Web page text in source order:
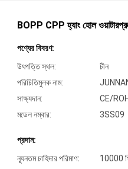
BOPP CPP হ্যাং হোল
পণ্যের বিবরণ:
উৎপত্তি স্থল:
চীন
পরিচিতিমুলক নাম:
সাক্ষ্যদান:
CE/
মডেল নম্বার:
3SS09
প্রদান:
ন্যূনতম চাহিদার পরিমাণ:
10000